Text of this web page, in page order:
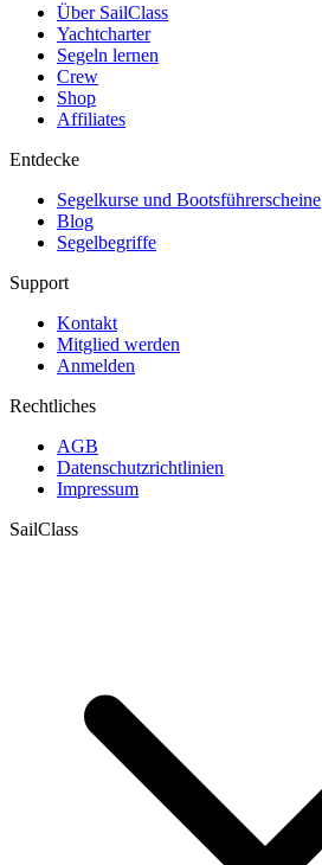
Über SailClass
Yachtcharter
Segeln lernen
Crew
Shop
Affiliates
Entdecke
Segelkurse und Bootsführerscheine
Blog
Segelbegriffe
Support
Kontakt
Mitglied werden
Anmelden
Rechtliches
AGB
Datenschutzrichtlinien
Impressum
SailClass